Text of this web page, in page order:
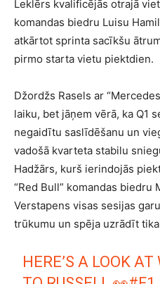
Leklērs kvalificējās otrajā
komandas biedru Luisu
atkārtot sprinta sacīkšu
pirmo starta vietu piektdien.
Džordžs Rasels ar
laiku, bet jāņem vērā, ka Q1
negaidītu saslīdēšanu un
vadošā kvarteta stabilu
Hadžārs, kurš ierindojās
“Red Bull” komandas biedru
Verstapens visas sesijas
trūkumu un spēja uzrādīt
HERE’S A LOOK